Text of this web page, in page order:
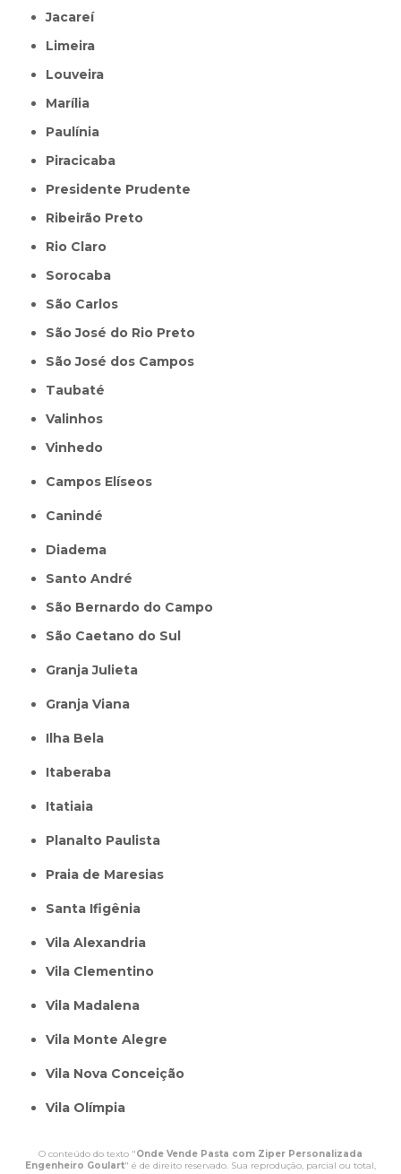
Jacareí
Limeira
Louveira
Marília
Paulínia
Piracicaba
Presidente Prudente
Ribeirão Preto
Rio Claro
Sorocaba
São Carlos
São José do Rio Preto
São José dos Campos
Taubaté
Valinhos
Vinhedo
Campos Elíseos
Canindé
Diadema
Santo André
São Bernardo do Campo
São Caetano do Sul
Granja Julieta
Granja Viana
Ilha Bela
Itaberaba
itatiaia
Planalto Paulista
Praia de Maresias
Santa Ifigênia
Vila Alexandria
Vila Clementino
Vila Madalena
Vila Monte Alegre
Vila Nova Conceição
Vila Olímpia
O conteúdo do texto "Onde Vende Pasta com Ziper Personalizada
Engenheiro Goulart" é de direito reservado. Sua reprodução, parcial ou total,